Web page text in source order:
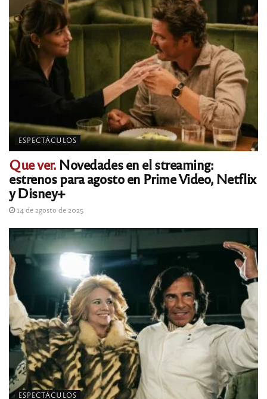
ESPECTÁCULOS
Que ver.Novedades en el streaming:
estrenos para agosto en Prime Video, Netflix
y Disney+
14 de agosto de 2025
ESPECTÁCULOS